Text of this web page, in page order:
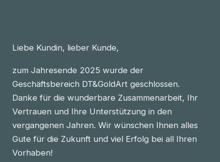
Liebe Kundin, lieber Kunde,
zum Jahresende 2025 wurde der
Geschäftsbereich DT&GoldArt geschlossen.
Danke für die wunderbare Zusammenarbeit, Ihr
Vertrauen und Ihre Unterstützung in den
vergangenen Jahren. Wir wünschen Ihnen alles
Gute für die Zukunft und viel Erfolg bei all Ihren
Vorhaben!